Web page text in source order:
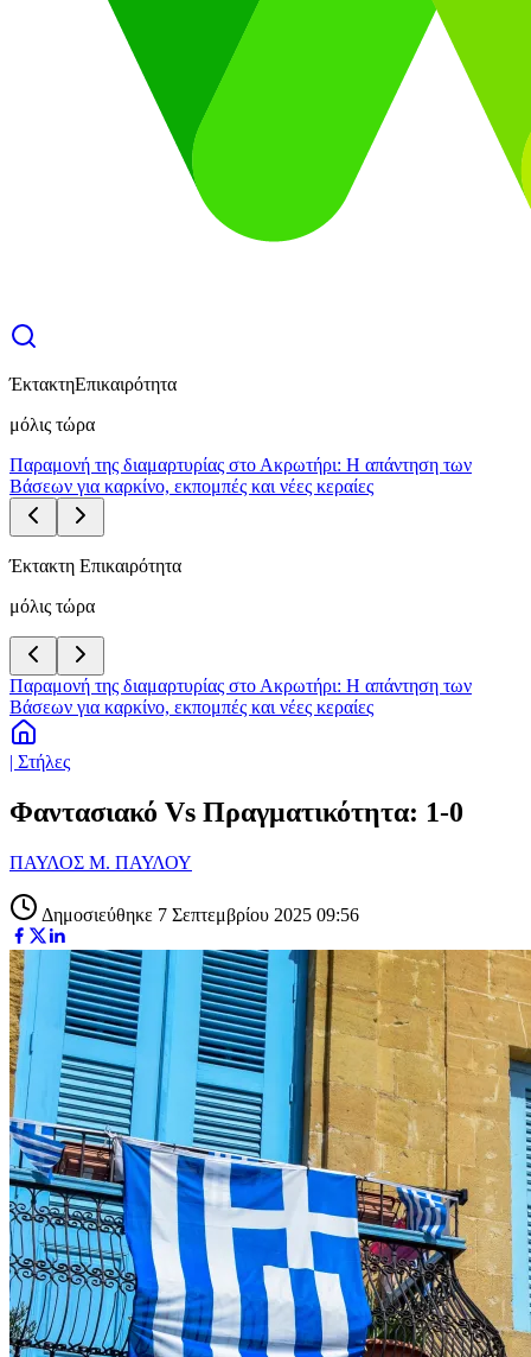
ΈκτακτηΕπικαιρότητα
μόλις τώρα
Παραμονή της διαμαρτυρίας στο Ακρωτήρι: Η απάντηση των
Βάσεων για καρκίνο, εκπομπές και νέες κεραίες
Έκτακτη Επικαιρότητα
μόλις τώρα
Παραμονή της διαμαρτυρίας στο Ακρωτήρι: Η απάντηση των
Βάσεων για καρκίνο, εκπομπές και νέες κεραίες
| Στήλες
Φαντασιακό Vs Πραγματικότητα: 1-0
ΠΑΥΛΟΣ Μ. ΠΑΥΛΟΥ
Δημοσιεύθηκε 7 Σεπτεμβρίου 2025 09:56